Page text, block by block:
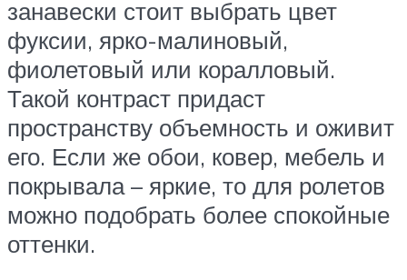
занавески стоит выбрать цвет
фуксии, ярко-малиновый,
фиолетовый или коралловый.
Такой контраст придаст
пространству объемность и оживит
его. Если же обои, ковер, мебель и
покрывала – яркие, то для ролетов
можно подобрать более спокойные
оттенки.